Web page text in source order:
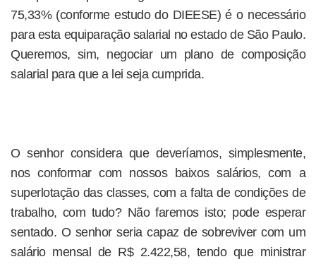
75,33% (conforme estudo do DIEESE) é o necessário
para esta equiparação salarial no estado de São Paulo.
Queremos, sim, negociar um plano de composição
salarial para que a lei seja cumprida.
O senhor considera que deveríamos, simplesmente,
nos conformar com nossos baixos salários, com a
superlotação das classes, com a falta de condições de
trabalho, com tudo? Não faremos isto; pode esperar
sentado. O senhor seria capaz de sobreviver com um
salário mensal de R$ 2.422,58, tendo que ministrar